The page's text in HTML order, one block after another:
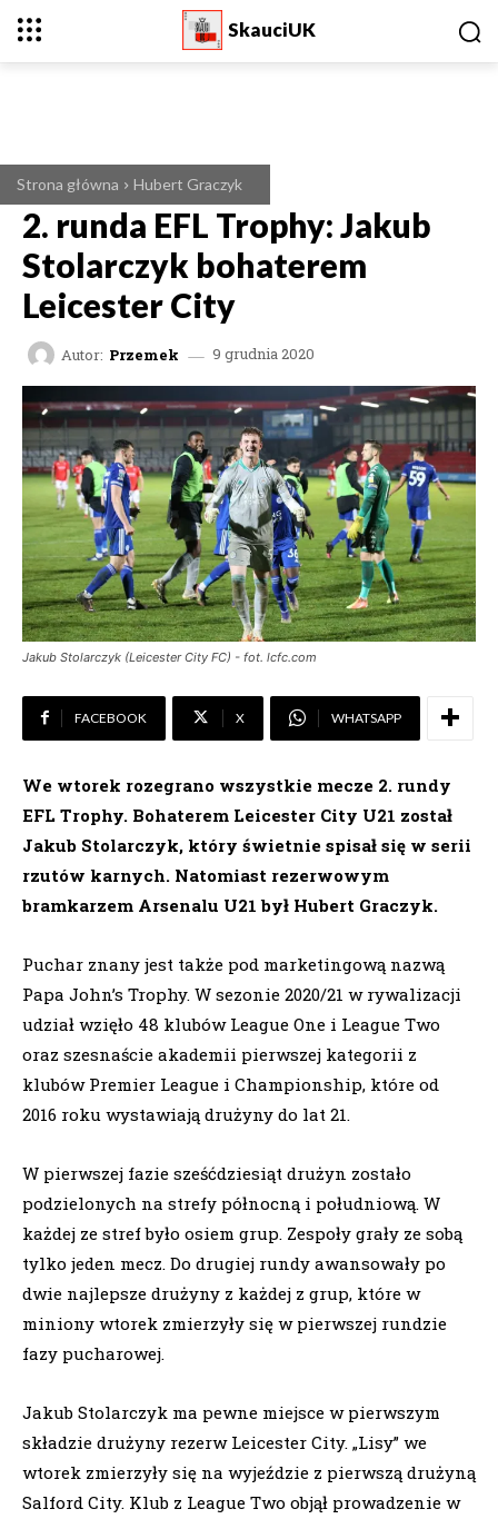
SkauciUK
Strona główna Hubert Graczyk
2. runda EFL Trophy: Jakub
Stolarczyk bohaterem
Leicester City
Autor: Przemek 9 grudnia 2020
Jakub Stolarczyk (Leicester City FC) - fot. lcfc.com
FACEBOOK X WHATSAPP
We wtorek rozegrano wszystkie mecze 2. rundy
EFL Trophy. Bohaterem Leicester City U21 został
Jakub Stolarczyk, który świetnie spisał się w serii
rzutów karnych. Natomiast rezerwowym
bramkarzem Arsenalu U21 był Hubert Graczyk.
Puchar znany jest także pod marketingową nazwą
Papa John’s Trophy. W sezonie 2020/21 w rywalizacji
udział wzięło 48 klubów League One i League Two
oraz szesnaście akademii pierwszej kategorii z
klubów Premier League i Championship, które od
2016 roku wystawiają drużyny do lat 21.
W pierwszej fazie sześćdziesiąt drużyn zostało
podzielonych na strefy północną i południową. W
każdej ze stref było osiem grup. Zespoły grały ze sobą
tylko jeden mecz. Do drugiej rundy awansowały po
dwie najlepsze drużyny z każdej z grup, które w
miniony wtorek zmierzyły się w pierwszej rundzie
fazy pucharowej.
Jakub Stolarczyk ma pewne miejsce w pierwszym
składzie drużyny rezerw Leicester City. „Lisy” we
wtorek zmierzyły się na wyjeździe z pierwszą drużyną
Salford City. Klub z League Two objął prowadzenie w